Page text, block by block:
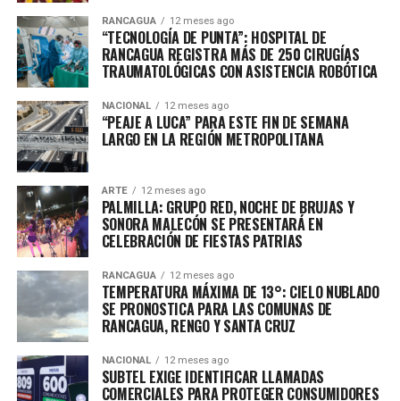
RANCAGUA 12 meses ago
“TECNOLOGÍA DE PUNTA”: HOSPITAL DE
RANCAGUA REGISTRA MÁS DE 250 CIRUGÍAS
TRAUMATOLÓGICAS CON ASISTENCIA ROBÓTICA
NACIONAL 12 meses ago
“PEAJE A LUCA” PARA ESTE FIN DE SEMANA
LARGO EN LA REGIÓN METROPOLITANA
ARTE 12 meses ago
PALMILLA: GRUPO RED, NOCHE DE BRUJAS Y
SONORA MALECÓN SE PRESENTARÁ EN
CELEBRACIÓN DE FIESTAS PATRIAS
RANCAGUA 12 meses ago
TEMPERATURA MÁXIMA DE 13°: CIELO NUBLADO
SE PRONOSTICA PARA LAS COMUNAS DE
RANCAGUA, RENGO Y SANTA CRUZ
NACIONAL 12 meses ago
SUBTEL EXIGE IDENTIFICAR LLAMADAS
COMERCIALES PARA PROTEGER CONSUMIDORES